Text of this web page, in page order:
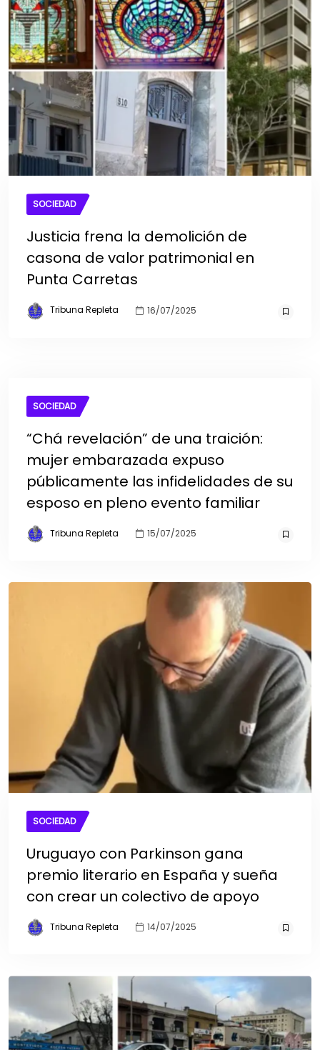
SOCIEDAD
Justicia frena la demolición de
casona de valor patrimonial en
Punta Carretas
Tribuna Repleta 16/07/2025
SOCIEDAD
“Chá revelación” de una traición:
mujer embarazada expuso
públicamente las infidelidades de su
esposo en pleno evento familiar
Tribuna Repleta 15/07/2025
SOCIEDAD
Uruguayo con Parkinson gana
premio literario en España y sueña
con crear un colectivo de apoyo
Tribuna Repleta 14/07/2025